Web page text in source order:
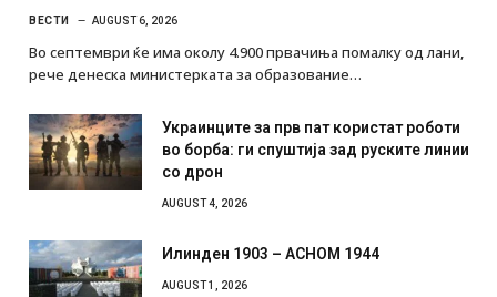
ВЕСТИ AUGUST 6, 2026
Во септември ќе има околу 4.900 првачиња помалку од лани,
рече денеска министерката за образование…
Украинците за прв пат користат роботи
во борба: ги спуштија зад руските линии
со дрон
AUGUST 4, 2026
Илинден 1903 – АСНОМ 1944
AUGUST 1, 2026